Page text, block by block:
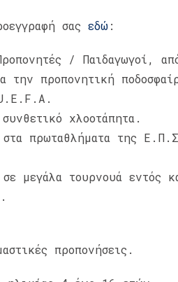
σας εδώ:
/ Παιδαγωγοί,
την προπονητική
χλοοτάπητα.
στα πρωταθλήματα της
μεγάλα τουρνουά εντός
προπονήσεις.